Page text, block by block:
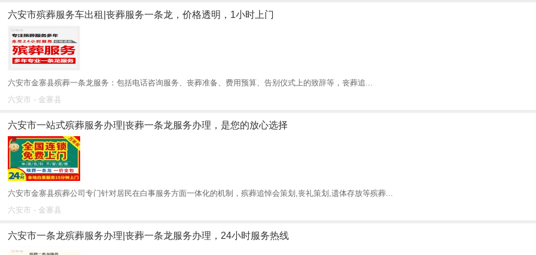
六安市殡葬服务车出租|丧葬服务一条龙，价格透明，1小时上门
六安市金寨县殡葬一条龙服务：‌包括电话咨询服务、‌丧葬准备、‌费用预算、‌告别仪式上的致辞等，丧葬追...
六安市 - 金寨县
六安市一站式殡葬服务办理|丧葬一条龙服务办理，是您的放心选择
六安市金寨县殡葬公司专门针对居民在白事服务方面一体化的机制，殡葬追悼会策划,丧礼策划,遗体存放等殡葬...
六安市 - 金寨县
六安市一条龙殡葬服务办理|丧葬一条龙服务办理，24小时服务热线